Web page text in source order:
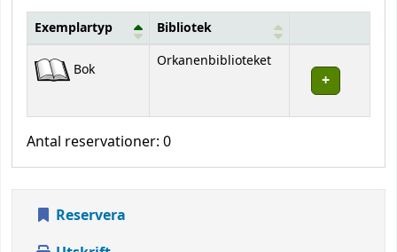
Exemplartyp Bibliotek
Bok Orkanenbiblioteket
Antal reservationer: 0
Reservera